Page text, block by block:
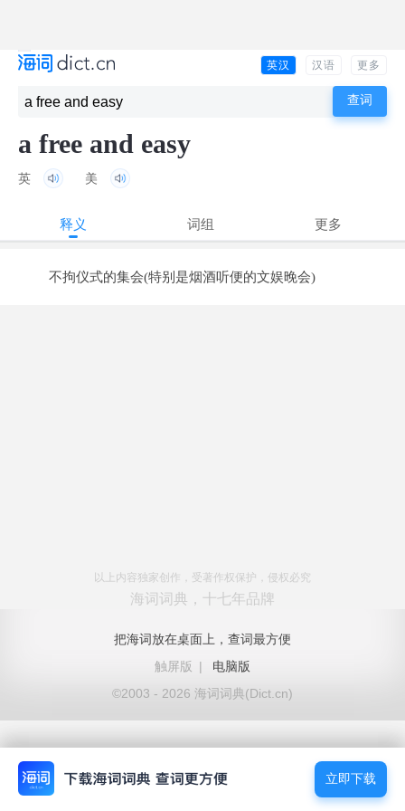
英汉 汉语 更多
a free and easy
英 美
释义 词组 更多
不拘仪式的集会(特别是烟酒听便的文娱晚会)
以上内容独家创作，受著作权保护，侵权必究
海词词典，十七年品牌
把海词放在桌面上，查词最方便
触屏版
|
电脑版
©2003 - 2026 海词词典(Dict.cn)
立即下载
立即下载